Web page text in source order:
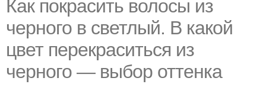
Как покрасить волосы из
черного в светлый. В какой
цвет перекраситься из
черного — выбор оттенка